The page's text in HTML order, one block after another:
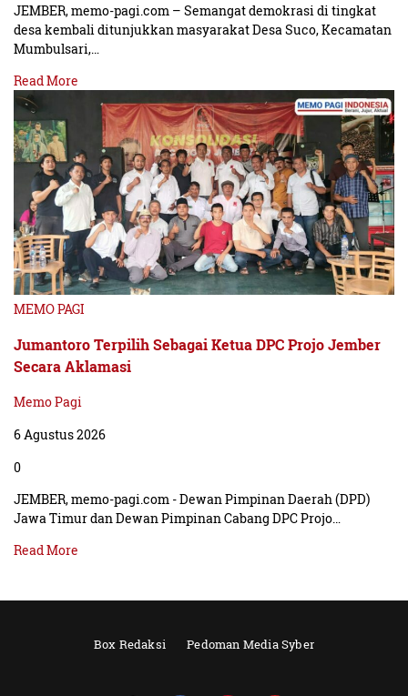
JEMBER, memo-pagi.com – Semangat demokrasi di tingkat
desa kembali ditunjukkan masyarakat Desa Suco, Kecamatan
Mumbulsari,…
Read More
MEMO PAGI
Jumantoro Terpilih Sebagai Ketua DPC Projo Jember
Secara Aklamasi
Memo Pagi
6 Agustus 2026
0
JEMBER, memo-pagi.com - Dewan Pimpinan Daerah (DPD)
Jawa Timur dan Dewan Pimpinan Cabang DPC Projo…
Read More
Box Redaksi Pedoman Media Syber